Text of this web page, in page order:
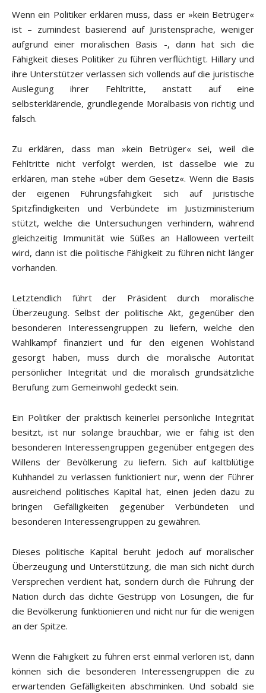
Wenn ein Politiker erklären muss, dass er »kein Betrüger«
ist – zumindest basierend auf Juristensprache, weniger
aufgrund einer moralischen Basis -, dann hat sich die
Fähigkeit dieses Politiker zu führen verflüchtigt. Hillary und
ihre Unterstützer verlassen sich vollends auf die juristische
Auslegung ihrer Fehltritte, anstatt auf eine
selbsterklärende, grundlegende Moralbasis von richtig und
falsch.
Zu erklären, dass man »kein Betrüger« sei, weil die
Fehltritte nicht verfolgt werden, ist dasselbe wie zu
erklären, man stehe »über dem Gesetz«. Wenn die Basis
der eigenen Führungsfähigkeit sich auf juristische
Spitzfindigkeiten und Verbündete im Justizministerium
stützt, welche die Untersuchungen verhindern, während
gleichzeitig Immunität wie Süßes an Halloween verteilt
wird, dann ist die politische Fähigkeit zu führen nicht länger
vorhanden.
Letztendlich führt der Präsident durch moralische
Überzeugung. Selbst der politische Akt, gegenüber den
besonderen Interessengruppen zu liefern, welche den
Wahlkampf finanziert und für den eigenen Wohlstand
gesorgt haben, muss durch die moralische Autorität
persönlicher Integrität und die moralisch grundsätzliche
Berufung zum Gemeinwohl gedeckt sein.
Ein Politiker der praktisch keinerlei persönliche Integrität
besitzt, ist nur solange brauchbar, wie er fähig ist den
besonderen Interessengruppen gegenüber entgegen des
Willens der Bevölkerung zu liefern. Sich auf kaltblütige
Kuhhandel zu verlassen funktioniert nur, wenn der Führer
ausreichend politisches Kapital hat, einen jeden dazu zu
bringen Gefälligkeiten gegenüber Verbündeten und
besonderen Interessengruppen zu gewähren.
Dieses politische Kapital beruht jedoch auf moralischer
Überzeugung und Unterstützung, die man sich nicht durch
Versprechen verdient hat, sondern durch die Führung der
Nation durch das dichte Gestrüpp von Lösungen, die für
die Bevölkerung funktionieren und nicht nur für die wenigen
an der Spitze.
Wenn die Fähigkeit zu führen erst einmal verloren ist, dann
können sich die besonderen Interessengruppen die zu
erwartenden Gefälligkeiten abschminken. Und sobald sie